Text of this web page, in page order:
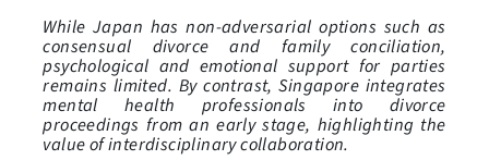
While Japan has non-adversarial options such as
consensual divorce and family conciliation,
psychological and emotional support for parties
remains limited. By contrast, Singapore integrates
mental health professionals into divorce
proceedings from an early stage, highlighting the
value of interdisciplinary collaboration.